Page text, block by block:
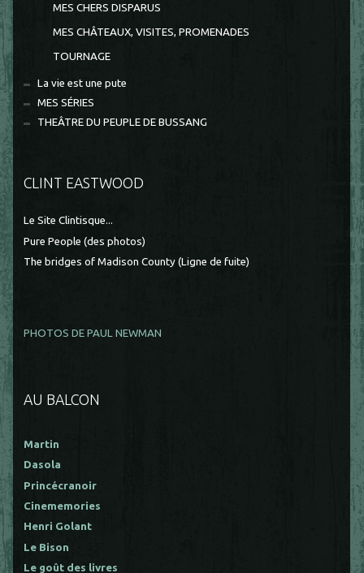
MES CHERS DISPARUS
MES CHÂTEAUX, VISITES, PROMENADES
TOURNAGE
La vie est une pute
MES SÉRIES
THEÂTRE DU PEUPLE DE BUSSANG
CLINT EASTWOOD
Le Site Clintisque...
Pure People (des photos)
The bridges of Madison County (Ligne de fuite)
PHOTOS DE PAUL NEWMAN
AU BALCON
Martin
Dasola
Princécranoir
Cinememories
Henri Golant
Le Bison
Le goût des livres